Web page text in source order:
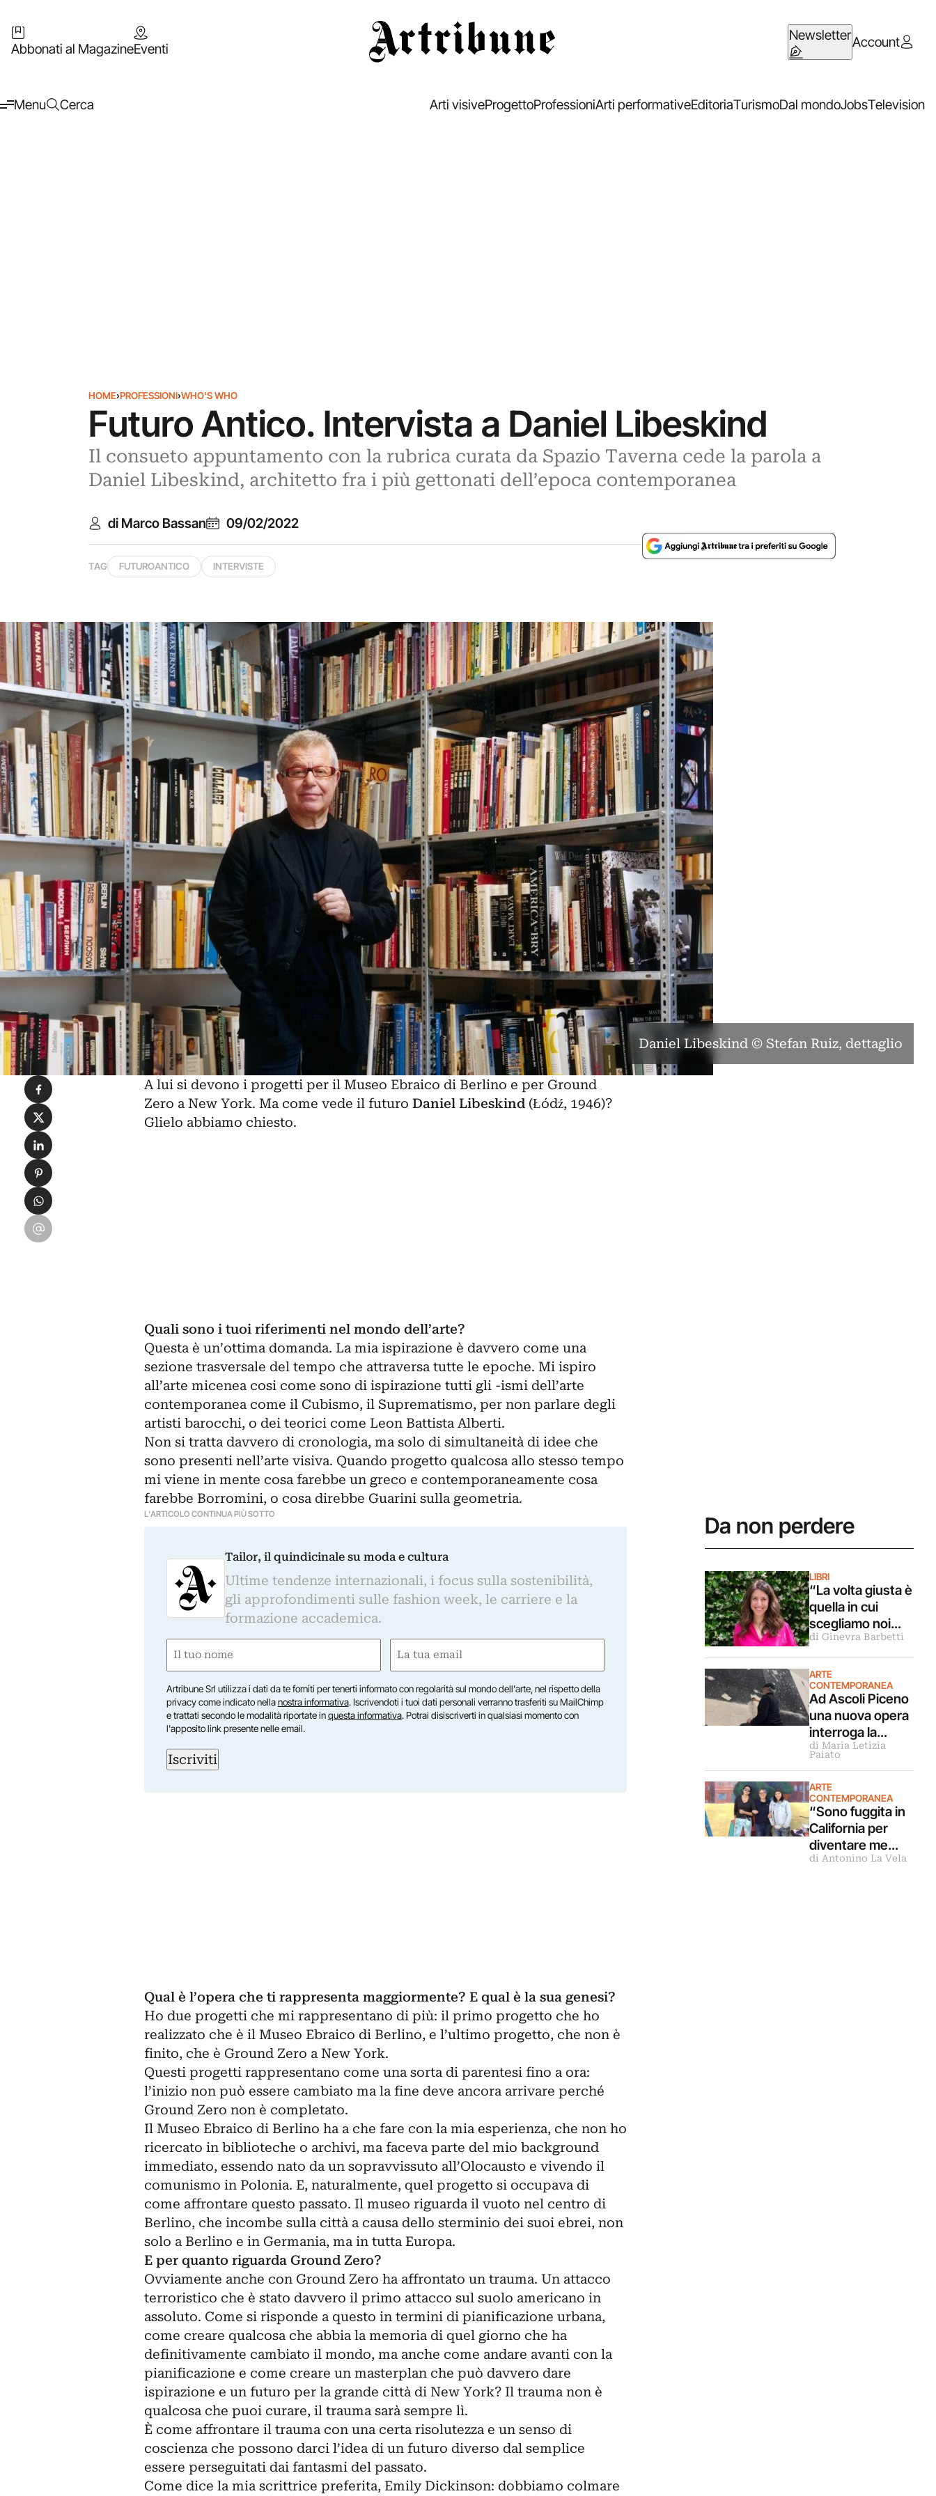
Abbonati al MagazineEventi
NewsletterAccount
Menu Cerca Arti visiveProgettoProfessioniArti performativeEditoriaTurismoDal mondoJobsTelevision
HOME›PROFESSIONI›WHO'S WHO
Futuro Antico. Intervista a Daniel Libeskind
Il consueto appuntamento con la rubrica curata da Spazio Taverna cede la parola a
Daniel Libeskind, architetto fra i più gettonati dell’epoca contemporanea
di Marco Bassan 09/02/2022
TAG FUTUROANTICO INTERVISTE
Daniel Libeskind © Stefan Ruiz, dettaglio
A lui si devono i progetti per il Museo Ebraico di Berlino e per Ground
Zero a New York. Ma come vede il futuro Daniel Libeskind(Łódź, 1946)?
Glielo abbiamo chiesto.
Quali sono i tuoi riferimenti nel mondo dell’arte?
Questa è un’ottima domanda. La mia ispirazione è davvero come una
sezione trasversale del tempo che attraversa tutte le epoche. Mi ispiro
all’arte micenea cosi come sono di ispirazione tutti gli -ismi dell’arte
contemporanea come il Cubismo, il Suprematismo, per non parlare degli
artisti barocchi, o dei teorici come Leon Battista Alberti.
Non si tratta davvero di cronologia, ma solo di simultaneità di idee che
sono presenti nell’arte visiva. Quando progetto qualcosa allo stesso tempo
mi viene in mente cosa farebbe un greco e contemporaneamente cosa
farebbe Borromini, o cosa direbbe Guarini sulla geometria.
L'ARTICOLO CONTINUA PIÙ SOTTO
Tailor, il quindicinale su moda e cultura
Ultime tendenze internazionali, i focus sulla sostenibilità,
gli approfondimenti sulle fashion week, le carriere e la
formazione accademica.
Nome
First
Email
Artribune Srl utilizza i dati da te forniti per tenerti informato con regolarità sul mondo dell'arte, nel rispetto della
privacy come indicato nellanostra informativa. Iscrivendoti i tuoi dati personali verranno trasferiti su MailChimp
e trattati secondo le modalità riportate inquesta informativa. Potrai disiscriverti in qualsiasi momento con
l'apposito link presente nelle email.
Iscriviti
Qual è l’opera che ti rappresenta maggiormente? E qual è la sua genesi?
Ho due progettiche mi rappresentano di più: il primo progetto che ho
realizzato che è il Museo Ebraico di Berlino, e l’ultimo progetto, che non è
finito, che è Ground Zero a New York.
Questi progetti rappresentano come una sorta di parentesi fino a ora:
l’inizio non può essere cambiato ma la fine deve ancora arrivare perché
Ground Zero non è completato.
Il Museo Ebraico di Berlino ha a che fare con la mia esperienza, che non ho
ricercato in biblioteche o archivi, ma faceva parte del mio background
immediato, essendo nato da un sopravvissuto all’Olocausto e vivendo il
comunismo in Polonia. E, naturalmente, quel progetto si occupava di
come affrontare questo passato. Il museo riguarda il vuoto nel centro di
Berlino, che incombe sulla città a causa dello sterminio dei suoi ebrei, non
solo a Berlino e in Germania, ma in tutta Europa.
E per quanto riguarda Ground Zero?
Ovviamente anche con Ground Zero ha affrontato un trauma. Un attacco
terroristico che è stato davvero il primo attacco sul suolo americano in
assoluto. Come si risponde a questo in termini di pianificazione urbana,
come creare qualcosa che abbia la memoria di quel giorno che ha
definitivamente cambiato il mondo, ma anche come andare avanti con la
pianificazione e come creare un masterplan che può davvero dare
ispirazione e un futuro per la grande città di New York? Il trauma non è
qualcosa che puoi curare, il trauma sarà sempre lì.
È come affrontare il trauma con una certa risolutezza e un senso di
coscienza che possono darci l’idea di un futuro diverso dal semplice
essere perseguitati dai fantasmi del passato.
Come dice la mia scrittrice preferita, Emily Dickinson: dobbiamo colmare
Da non perdere
LIBRI
“La volta giusta è
quella in cui
scegliamo noi
stessi”.
Intervista alla
scrittrice
Lorenza Gentile
di Ginevra Barbetti
ARTE
CONTEMPORANEA
Ad Ascoli Piceno
una nuova opera
interroga la
Sibilla. Intervista
Galliani
di Maria Letizia
Paiato
ARTE
CONTEMPORANEA
“Sono fuggita in
California per
diventare me
stessa”.
di Antonino La Vela
Condividi su Facebook
Condividi su X
Condividi su LinkedIn
Condividi su Pinterest
Condividi su WhatsApp
Condividi su Email